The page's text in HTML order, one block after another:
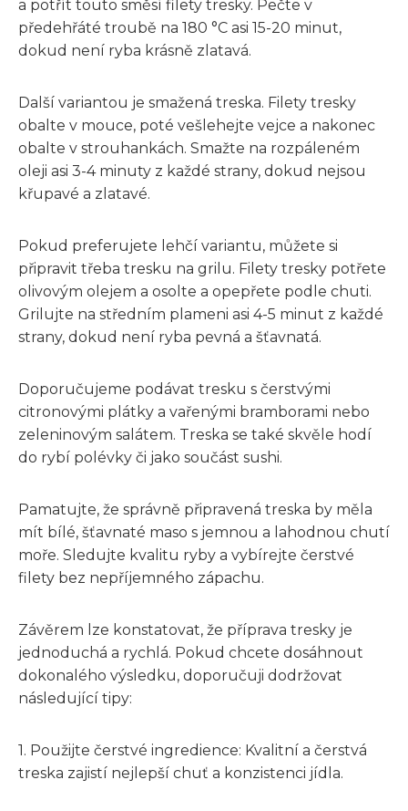
a potřít touto směsí filety tresky. Pečte v
předehřáté troubě na 180 °C asi 15-20 minut,
dokud není ryba krásně zlatavá.
Další variantou je smažená treska. Filety tresky
obalte v mouce, poté vešlehejte vejce a nakonec
obalte v strouhankách. Smažte na rozpáleném
oleji asi 3-4 minuty z každé strany, dokud nejsou
křupavé a zlatavé.
Pokud preferujete lehčí variantu, můžete si
připravit třeba tresku na grilu. Filety tresky potřete
olivovým olejem a osolte a opepřete podle chuti.
Grilujte na středním plameni asi 4-5 minut z každé
strany, dokud není ryba pevná a šťavnatá.
Doporučujeme podávat tresku s čerstvými
citronovými plátky a vařenými bramborami nebo
zeleninovým salátem. Treska se také skvěle hodí
do rybí polévky či jako součást sushi.
Pamatujte, že správně připravená treska by měla
mít bílé, šťavnaté maso s jemnou a lahodnou chutí
moře. Sledujte kvalitu ryby a vybírejte čerstvé
filety bez nepříjemného zápachu.
Závěrem lze konstatovat, že příprava tresky je
jednoduchá a rychlá. Pokud chcete dosáhnout
dokonalého výsledku, doporučuji dodržovat
následující tipy:
1. Použijte čerstvé ingredience: Kvalitní a čerstvá
treska zajistí nejlepší chuť a konzistenci jídla.